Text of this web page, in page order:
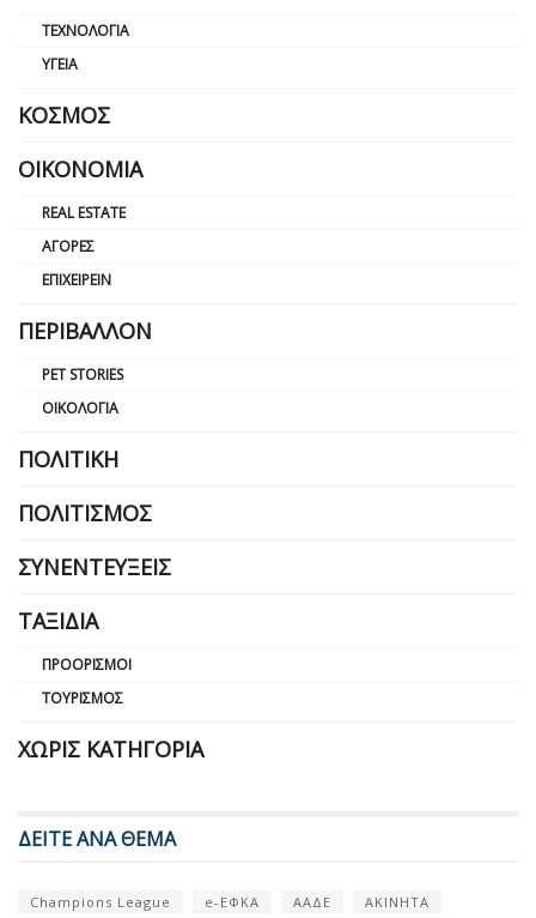
ΤΕΧΝΟΛΟΓΊΑ
ΥΓΕΊΑ
ΚΌΣΜΟΣ
ΟΙΚΟΝΟΜΊΑ
REAL ESTATE
ΑΓΟΡΈΣ
ΕΠΙΧΕΙΡΕΊΝ
ΠΕΡΙΒΆΛΛΟΝ
PET STORIES
ΟΙΚΟΛΟΓΊΑ
ΠΟΛΙΤΙΚΉ
ΠΟΛΙΤΙΣΜΌΣ
ΣΥΝΕΝΤΕΎΞΕΙΣ
ΤΑΞΊΔΙΑ
ΠΡΟΟΡΙΣΜΟΊ
ΤΟΥΡΙΣΜΌΣ
ΧΩΡΊΣ ΚΑΤΗΓΟΡΊΑ
ΔΕΙΤΕ ΑΝΑ ΘΕΜΑ
Champions League e-ΕΦΚΑ ΑΑΔΕ
ΑΚΙΝΗΤΑ